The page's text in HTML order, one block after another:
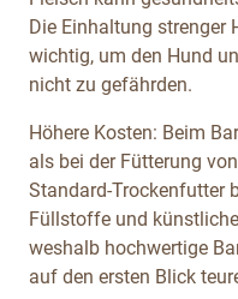
Die Einhaltung strenger
wichtig, um den Hund
nicht zu gefährden.
Höhere Kosten: Beim
als bei der Fütterung
Standard-Trockenfutter
Füllstoffe und
weshalb hochwertige
auf den ersten Blick